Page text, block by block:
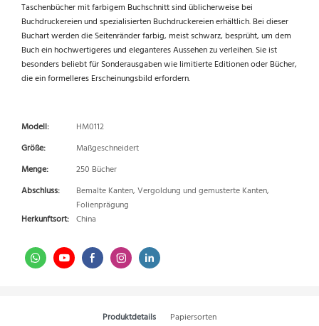
Taschenbücher mit farbigem Buchschnitt sind üblicherweise bei
Buchdruckereien und spezialisierten Buchdruckereien erhältlich. Bei dieser
Buchart werden die Seitenränder farbig, meist schwarz, besprüht, um dem
Buch ein hochwertigeres und eleganteres Aussehen zu verleihen. Sie ist
besonders beliebt für Sonderausgaben wie limitierte Editionen oder Bücher,
die ein formelleres Erscheinungsbild erfordern.
Modell:
HM0112
Größe:
Maßgeschneidert
Menge:
250 Bücher
Abschluss:
Bemalte Kanten, Vergoldung und gemusterte Kanten,
Folienprägung
Herkunftsort: China
Produktdetails Papiersorten